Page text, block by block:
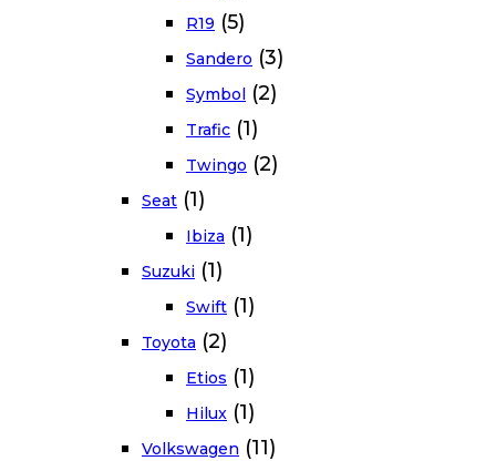
R19 (5)
Sandero (3)
Symbol (2)
Trafic (1)
Twingo (2)
Seat (1)
Ibiza (1)
Suzuki (1)
Swift (1)
Toyota (2)
Etios (1)
Hilux (1)
Volkswagen (11)